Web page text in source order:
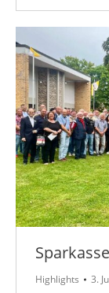
Highlights 3.